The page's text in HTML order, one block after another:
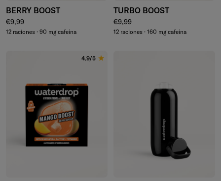
BERRY BOOST
Precio normal
€9,99
12 raciones · 90 mg cafeína
TURBO BOOST
Precio normal
€9,99
12 raciones · 160 mg cafeína
4.9/5